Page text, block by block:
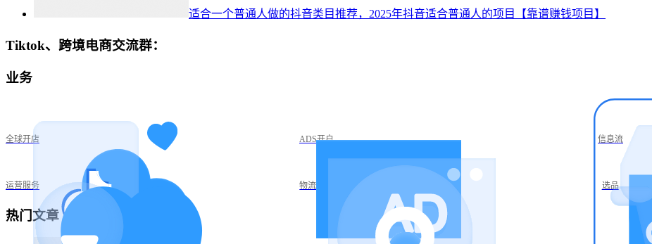
适合一个普通人做的抖音类目推荐，2025年抖音适合普通人的项目【靠谱赚钱项目】
Tiktok、跨境电商交流群：
业务
全球开店 ADS开户 信息流
运营服务 物流仓储 选品
热门文章